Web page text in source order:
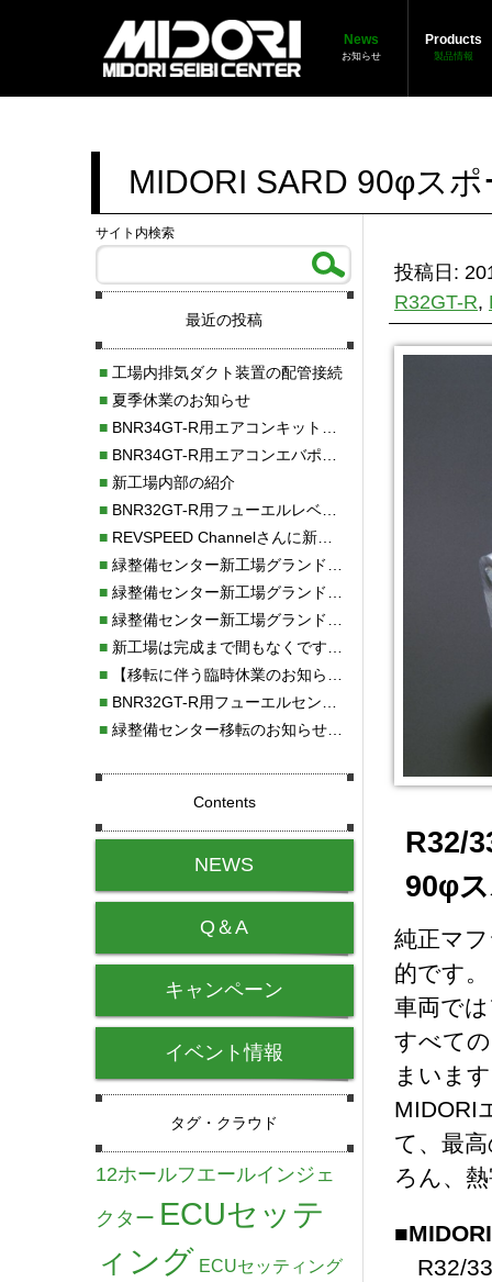
News
お知らせ
Products
製品情報
MIDORI SARD 90φス
投稿日:
R32GT-R,
R32/
90φ
純正マ
的です
車両で
すべて
まいま
MIDORI
て、最
ろん、
■
R32/
サイト内検索
最近の投稿
■工場内排気ダクト装置の配管接続
■夏季休業のお知らせ
■BNR34GT-R用エアコンキット新発売！！
■BNR34GT-R用エアコンエバポレーターを新発売！！
■新工場内部の紹介
■BNR32GT-R用フューエルレベルセンサー新発売！！
■REVSPEED Channelさんに新社屋を紹介していただきました!!
■緑整備センター新工場グランドオープン・続報
■緑整備センター新工場グランドオープン
■緑整備センター新工場グランドオープンのお知らせ！！
■新工場は完成まで間もなくです！！
■【移転に伴う臨時休業のお知らせ】
■BNR32GT-R用フューエルセンサー新発売!!
■緑整備センター移転のお知らせ！！
Contents
NEWS
Q＆A
キャンペーン
イベント情報
タグ・クラウド
12ホールフエールインジェ
クター ECUセッテ
ィング ECUセッティング